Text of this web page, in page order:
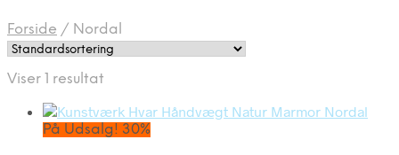
Forside / Nordal
Viser 1 resultat
På Udsalg! 30%